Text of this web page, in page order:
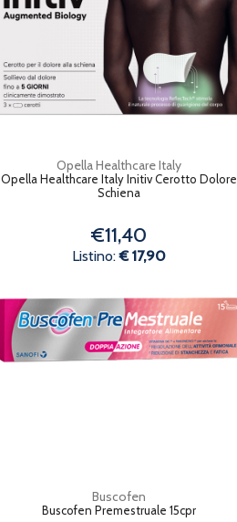
Opella Healthcare Italy
Opella Healthcare Italy Initiv Cerotto Dolore
Schiena
€11,40
Listino:€ 17,90
Buscofen
Buscofen Premestruale 15cpr